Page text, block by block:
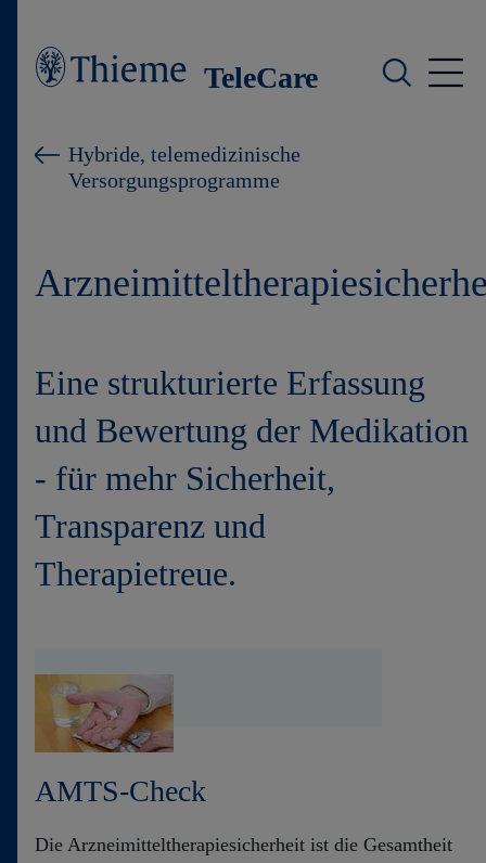
TeleCare
Digitale Programme
Kontakt
Hybride, telemedizinische
Versorgungsprogramme
Eine strukturierte Erfassung
und Bewertung der Medikation
- für mehr Sicherheit,
Transparenz und
Therapietreue.
AMTS-Check
Die Arzneimitteltherapiesicherheit ist die Gesamtheit